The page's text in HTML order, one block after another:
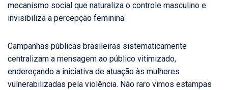
mecanismo social que naturaliza o controle masculino e
invisibiliza a percepção feminina.
Campanhas públicas brasileiras sistematicamente
centralizam a mensagem ao público vitimizado,
endereçando a iniciativa de atuação às mulheres
vulnerabilizadas pela violência. Não raro vimos estampas